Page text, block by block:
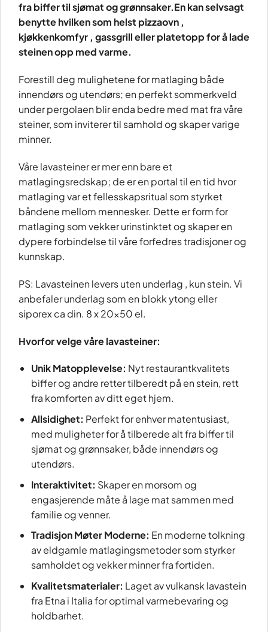
fra biffer til sjømat og grønnsaker.En kan selvsagt
benytte hvilken som helst pizzaovn ,
kjøkkenkomfyr , gassgrill eller platetopp for å lade
steinen opp med varme.
Forestill deg mulighetene for matlaging både
innendørs og utendørs; en perfekt sommerkveld
under pergolaen blir enda bedre med mat fra våre
steiner, som inviterer til samhold og skaper varige
minner.
Våre lavasteiner er mer enn bare et
matlagingsredskap; de er en portal til en tid hvor
matlaging var et fellesskapsritual som styrket
båndene mellom mennesker. Dette er form for
matlaging som vekker urinstinktet og skaper en
dypere forbindelse til våre forfedres tradisjoner og
kunnskap.
PS: Lavasteinen levers uten underlag , kun stein. Vi
anbefaler underlag som en blokk ytong eller
siporex ca din. 8 x 20×50 el.
Hvorfor velge våre lavasteiner:
Unik Matopplevelse: Nyt restaurantkvalitets
biffer og andre retter tilberedt på en stein, rett
fra komforten av ditt eget hjem.
Allsidighet: Perfekt for enhver matentusiast,
med muligheter for å tilberede alt fra biffer til
sjømat og grønnsaker, både innendørs og
utendørs.
Interaktivitet: Skaper en morsom og
engasjerende måte å lage mat sammen med
familie og venner.
Tradisjon Møter Moderne: En moderne tolkning
av eldgamle matlagingsmetoder som styrker
samholdet og vekker minner fra fortiden.
Kvalitetsmaterialer: Laget av vulkansk lavastein
fra Etna i Italia for optimal varmebevaring og
holdbarhet.